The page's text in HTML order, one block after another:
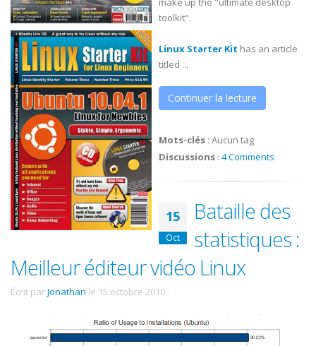
toolkit".
Linux Starter Kit has an article
titled ...
Continuer la lecture
Mots-clés : Aucun tag
Discussions : 4 Comments
15
Oct
Bataille des
statistiques :
Meilleur éditeur vidéo Linux
Écrit parJonathan le 15 octobre 2010 .